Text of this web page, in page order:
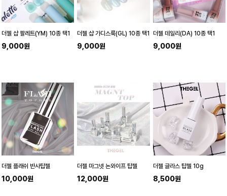
더젤 샵 팔레트(YM) 10종 택1
9,000원
더젤 샵 가디스룩(GL) 10종 택1
9,000원
더젤 데일리(DA) 10종 택1
9,000원
더젤 플래쉬 반사탑젤
10,000원
더젤 마그넷 논와이프 탑젤
12,000원
더젤 글라스 탑젤 10g
8,500원